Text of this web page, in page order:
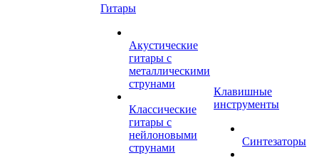
Гитары
Акустические
гитары с
металлическими
струнами
Классические
гитары с
нейлоновыми
струнами
Клавишные
инструменты
Синтезаторы